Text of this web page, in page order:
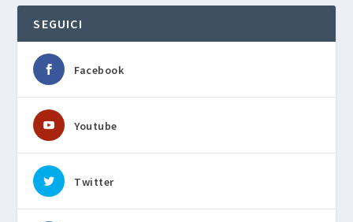
SEGUICI
Facebook
Youtube
Twitter